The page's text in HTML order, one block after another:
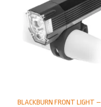
BLACKBURN FRONT LIGHT –